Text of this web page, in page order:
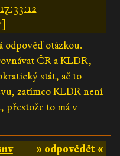
odpověď otázkou.
ČR a KLDR,
stát, ač to
zatímco KLDR není
přestože to má v
» odpovědět «